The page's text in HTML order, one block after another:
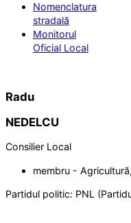
Nomenclatura
stradală
Monitorul
Oficial Local
Radu
NEDELCU
Consilier Local
membru -
Partidul politic: PNL